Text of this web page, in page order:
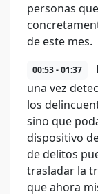
personas
de este mes.
00:53 - 01:37
una vez
los
sino que
dispositivo
de delitos
trasladar la
que ahora